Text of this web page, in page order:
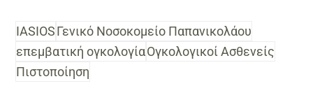
IASIOSΓενικό Νοσοκομείο Παπανικολάου
επεμβατική ογκολογίαΟγκολογικοί Ασθενείς
Πιστοποίηση